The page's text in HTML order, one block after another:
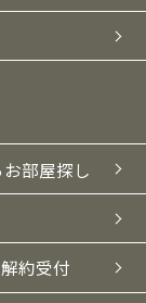
部屋探し
約受付